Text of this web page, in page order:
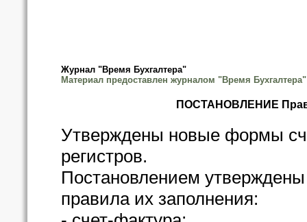
Журнал "Время Бухгалтера"
Материал предоставлен журналом "Время Бухгалтера"
ПОСТАНОВЛЕНИЕ
Утверждены новые формы
регистров.
Постановлением
правила их заполнения: